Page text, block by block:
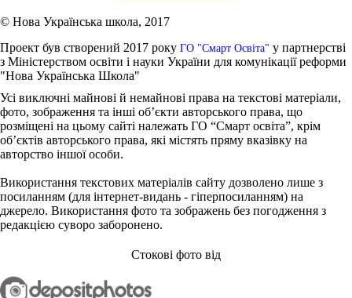
© Нова Українська школа, 2017
Проект був створений 2017 року ГО "Смарт Освіта" у партнерстві
з Міністерством освіти і науки України для комунікації реформи
"Нова Українська Школа"
Усі виключні майнові й немайнові права на текстові матеріали,
фото, зображення та інші об’єкти авторського права, що
розміщені на цьому сайті належать ГО “Смарт освіта”, крім
об’єктів авторського права, які містять пряму вказівку на
авторство іншої особи.
Використання текстових матеріалів сайту дозволено лише з
посиланням (для інтернет-видань - гіперпосиланням) на
джерело. Використання фото та зображень без погодження з
редакцією суворо заборонено.
Стокові фото від